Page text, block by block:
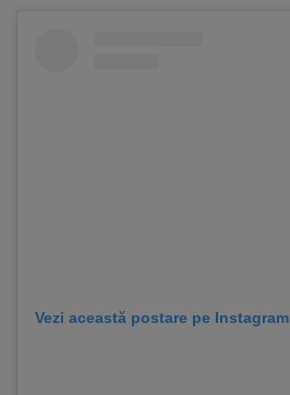
Vezi această postare pe Instagram